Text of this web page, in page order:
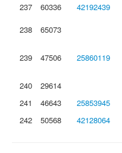
237 60336 42192439
238
65073
239 47506 25860119
240 29614
241
46643 25853945
242
50568 42128064